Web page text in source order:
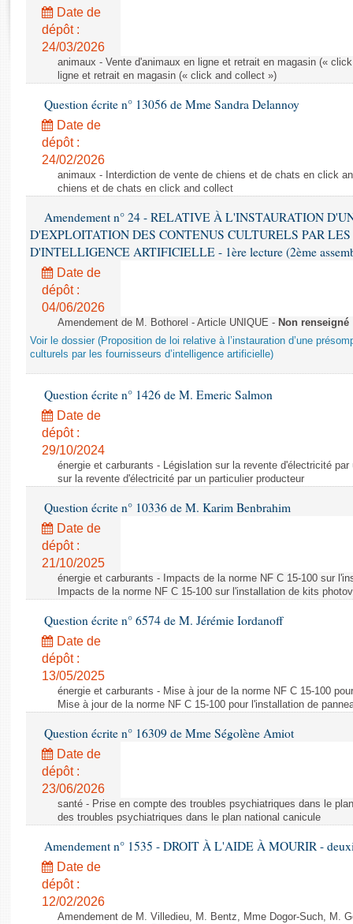
Rapports législatifs
Rapports sur l'application des lois
Baromètre de l’application des lois
Dossiers législatifs
Budget et sécurité sociale
Questions écrites et orales
Comptes rendus des débats
Date de
dépôt :
24/03/2026
animaux - Vente d'animaux en ligne et retrait en magasin («
ligne et retrait en magasin (« click and collect »)
Question écrite n° 13056 de Mme Sandra Delannoy
Date de
dépôt :
24/02/2026
animaux - Interdiction de vente de chiens et de chats en click
chiens et de chats en click and collect
Amendement n° 24 - RELATIVE À L'INSTAURATION
D'EXPLOITATION DES CONTENUS CULTURELS PAR LES
D'INTELLIGENCE ARTIFICIELLE - 1ère lecture (2ème
Date de
dépôt :
04/06/2026
Amendement de M. Bothorel - Article UNIQUE - Non renseigné
Voir le dossier (Proposition de loi relative à l’instauration d’une
culturels par les fournisseurs d’intelligence artificielle)
Question écrite n° 1426 de M. Emeric Salmon
Date de
dépôt :
29/10/2024
énergie et carburants - Législation sur la revente d'électricité
sur la revente d'électricité par un particulier producteur
Question écrite n° 10336 de M. Karim Benbrahim
Date de
dépôt :
21/10/2025
énergie et carburants - Impacts de la norme NF C 15-100 sur
Impacts de la norme NF C 15-100 sur l'installation de kits
Question écrite n° 6574 de M. Jérémie Iordanoff
Date de
dépôt :
13/05/2025
énergie et carburants - Mise à jour de la norme NF C 15-100
Mise à jour de la norme NF C 15-100 pour l'installation de
Question écrite n° 16309 de Mme Ségolène Amiot
Date de
dépôt :
23/06/2026
santé - Prise en compte des troubles psychiatriques dans le
des troubles psychiatriques dans le plan national canicule
Amendement n° 1535 - DROIT À L'AIDE À MOURIR -
Date de
dépôt :
12/02/2026
Amendement de M. Villedieu, M. Bentz, Mme Dogor-Such, M.